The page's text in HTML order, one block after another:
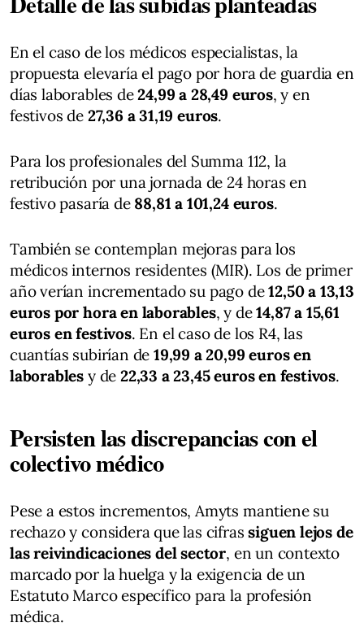
En el caso de los médicos especialistas, la
propuesta elevaría el pago por hora de guardia en
días laborables de24,99 a 28,49 euros, y en
festivos de 27,36 a 31,19 euros.
Para los profesionales del Summa 112, la
retribución por una jornada de 24 horas en
festivo pasaría de 88,81 a 101,24 euros.
También se contemplan mejoras para los
médicos internos residentes (MIR). Los de primer
año verían incrementado su pago de12,50 a 13,13
euros por hora en laborables, y de14,87 a 15,61
euros en festivos. En el caso de los R4, las
cuantías subirían de19,99 a 20,99 euros en
laborables y de 22,33 a 23,45 euros en festivos.
Persisten las discrepancias con el
colectivo médico
Pese a estos incrementos, Amyts mantiene su
rechazo y considera que las cifrassiguen lejos de
las reivindicaciones del sector, en un contexto
marcado por la huelga y la exigencia de un
Estatuto Marco específico para la profesión
médica.